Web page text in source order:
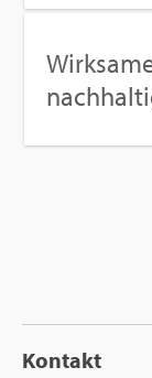
Kon­takt